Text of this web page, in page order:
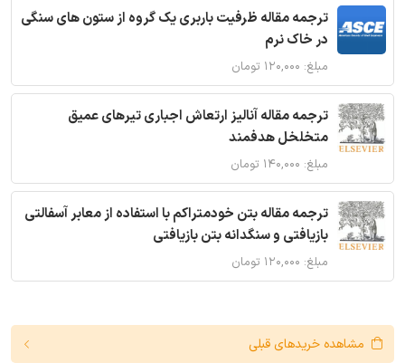
ترجمه مقاله ظرفیت باربری یک گروه از ستون های سنگی
در خاک نرم
مبلغ: ۱۲۰,۰۰۰ تومان
ترجمه مقاله آنالیز ارتعاش اجباری تیرهای عمیق
متخلخل هدفمند
مبلغ: ۱۴۰,۰۰۰ تومان
ترجمه مقاله بتن خودمتراکم با استفاده از معابر آسفالتی
بازیافتی و سنگدانه بتن بازیافتی
مبلغ: ۱۲۰,۰۰۰ تومان
مشاهده خریدهای قبلی